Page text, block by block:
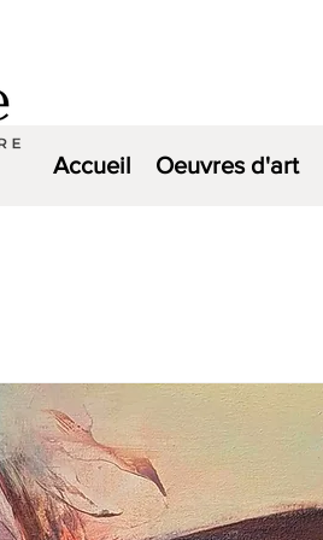
Accueil Oeuvres d'art